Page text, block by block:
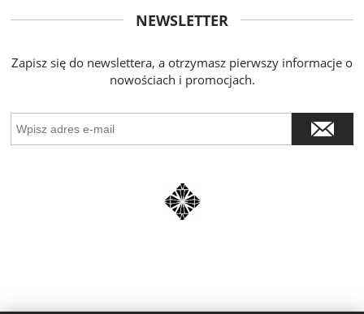
NEWSLETTER
Zapisz się do newslettera, a otrzymasz pierwszy informacje o
nowościach i promocjach.